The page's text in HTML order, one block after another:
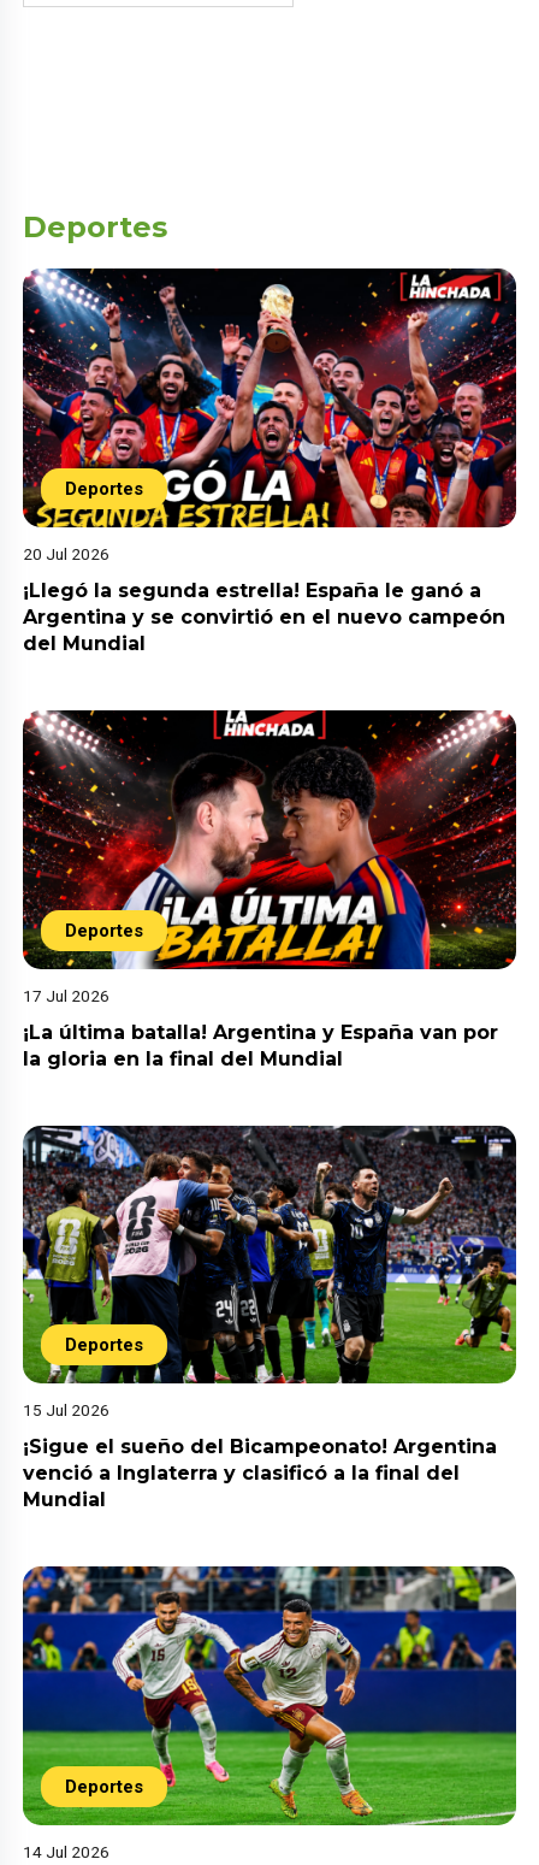
Deportes
Deportes
20 Jul 2026
¡Llegó la segunda estrella! España le ganó a
Argentina y se convirtió en el nuevo campeón
del Mundial
Deportes
17 Jul 2026
¡La última batalla! Argentina y España van por
la gloria en la final del Mundial
Deportes
15 Jul 2026
¡Sigue el sueño del Bicampeonato! Argentina
venció a Inglaterra y clasificó a la final del
Mundial
Deportes
14 Jul 2026